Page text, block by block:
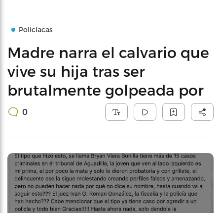
Policíacas
Madre narra el calvario que
vive su hija tras ser
brutalmente golpeada por
0